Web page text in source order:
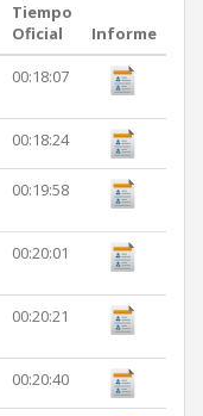
Tiempo
Oficial
Informe
00:18:07
00:18:24
00:19:58
00:20:01
00:20:21
00:20:40